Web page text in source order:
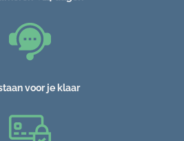
voor je klaar